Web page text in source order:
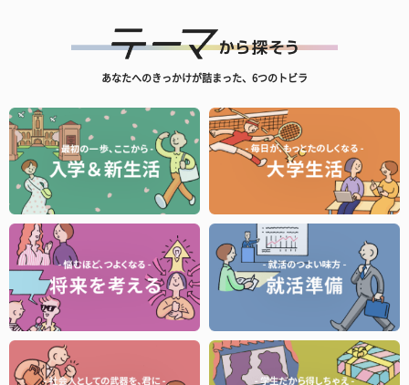
あなたへのきっかけが詰まった、6つのトビラ